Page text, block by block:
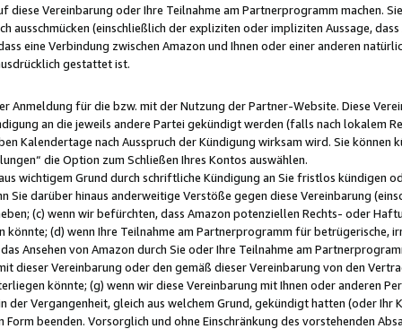
Vereinbarung oder Ihre Teilnahme am Partnerprogramm machen.
ausschmücken (einschließlich der expliziten oder impliziten Aussage,
eine Verbindung zwischen Amazon und Ihnen oder einer anderen
gestattet ist.
Anmeldung für die bzw. mit der Nutzung der Partner-Website. Diese
an die jeweils andere Partei gekündigt werden (falls nach lokalem
Kalendertage nach Ausspruch der Kündigung wirksam wird. Sie können
die Option zum Schließen Ihres Kontos auswählen.
wichtigem Grund durch schriftliche Kündigung an Sie fristlos kündigen
Sie darüber hinaus anderweitige Verstöße gegen diese Vereinbarung
(c) wenn wir befürchten, dass Amazon potenziellen Rechts- oder
könnte; (d) wenn Ihre Teilnahme am Partnerprogramm für betrügerische,
Ansehen von Amazon durch Sie oder Ihre Teilnahme am
dieser Vereinbarung oder den gemäß dieser Vereinbarung von den
könnte; (g) wenn wir diese Vereinbarung mit Ihnen oder anderen
der Vergangenheit, gleich aus welchem Grund, gekündigt hatten (oder Ihr
beenden. Vorsorglich und ohne Einschränkung des vorstehenden